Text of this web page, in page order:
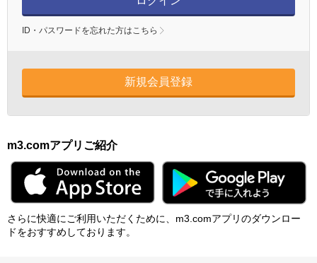
ID・パスワードを忘れた方はこちら
新規会員登録
m3.comアプリご紹介
さらに快適にご利⽤いただくために、m3.comアプリのダウンロー
ドをおすすめしております。